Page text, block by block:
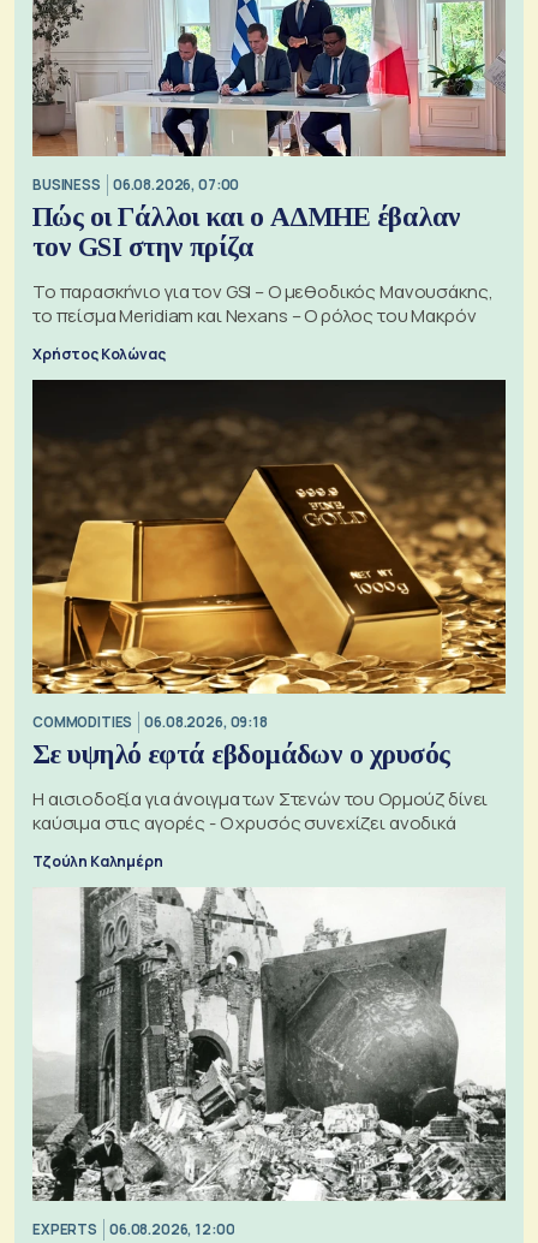
BUSINESS 06.08.2026, 07:00
Πώς οι Γάλλοι και ο ΑΔΜΗΕ έβαλαν
τον GSI στην πρίζα
Το παρασκήνιο για τον GSI – Ο μεθοδικός Μανουσάκης,
το πείσμα Meridiam και Nexans – Ο ρόλος του Μακρόν
Χρήστος Κολώνας
COMMODITIES 06.08.2026, 09:18
Σε υψηλό εφτά εβδομάδων ο χρυσός
Η αισιοδοξία για άνοιγμα των Στενών του Ορμούζ δίνει
καύσιμα στις αγορές - Ο χρυσός συνεχίζει ανοδικά
Τζούλη Καλημέρη
EXPERTS 06.08.2026, 12:00